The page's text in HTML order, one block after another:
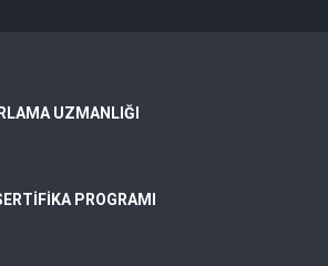
UZMANLIĞI
PROGRAMI